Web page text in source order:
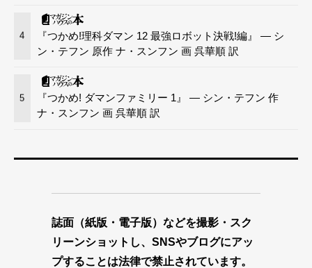
4
『つかめ!理科ダマン 12 最強ロボット決戦!編』 — シ
ン・テフン 原作 ナ・スンフン 画 呉華順 訳
5
『つかめ! ダマンファミリー 1』 — シン・テフン 作
ナ・スンフン 画 呉華順 訳
誌面（紙版・電子版）などを撮影・スク
リーンショットし、SNSやブログにアッ
プすることは法律で禁止されています。